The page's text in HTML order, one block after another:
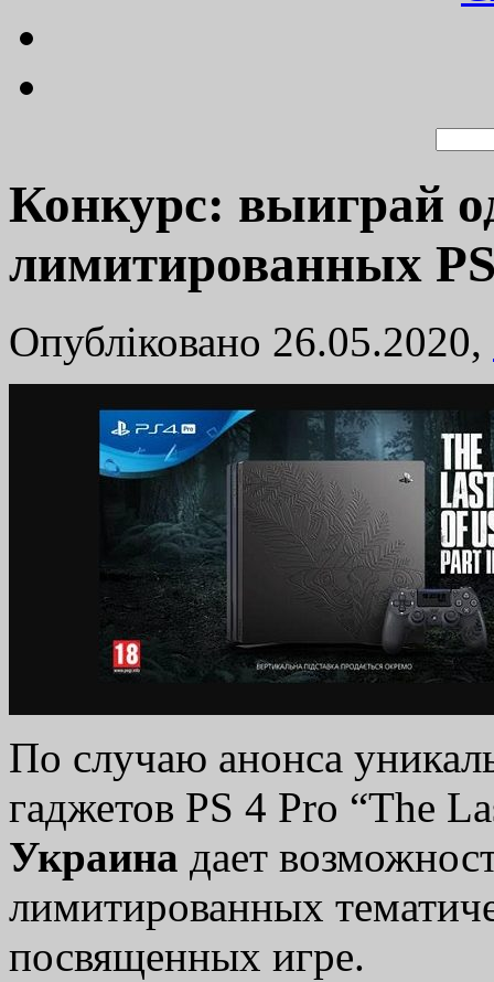
Конкурс: выиграй
лимитированных
Опубліковано 26.05.2020,
По случаю анонса
гаджетов PS 4 Pro “The
Украина дает
лимитированных
посвященных игре.